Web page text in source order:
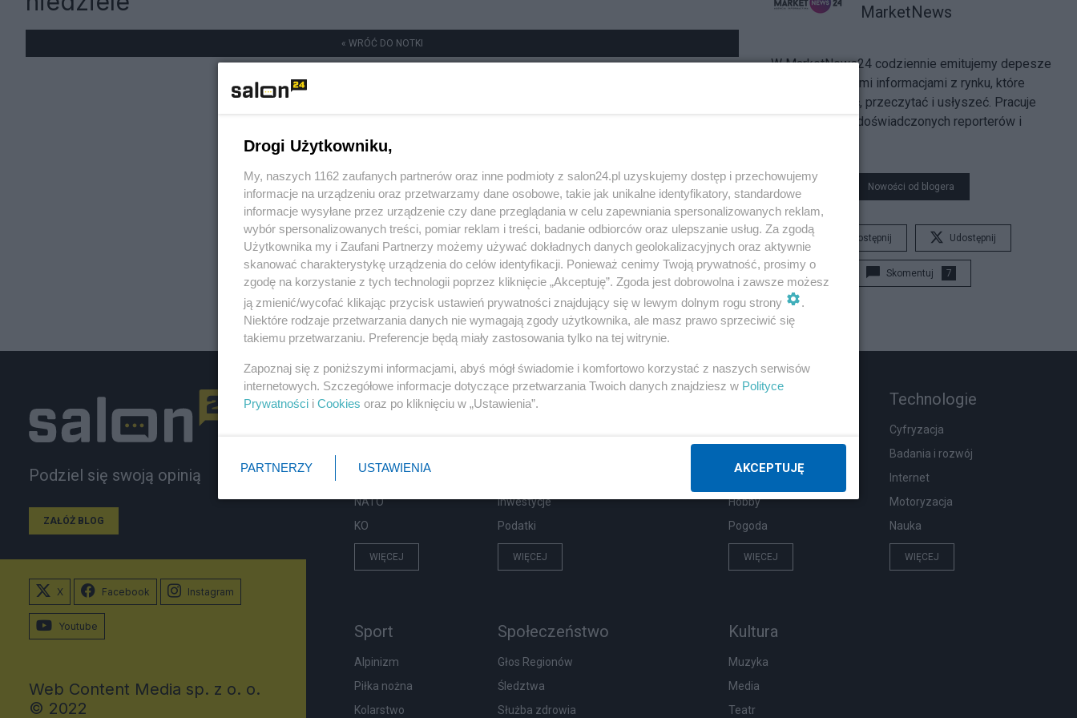
« WRÓĆ DO NOTKI
MarketNews
W MarketNews24 codziennie emitujemy depesze
z najważniejszymi informacjami z rynku, które
można obejrzeć, przeczytać i usłyszeć. Pracuje
dla nas zespół doświadczonych reporterów i
Nowości od blogera
Udostępnij Udostępnij
Skomentuj 7
Podziel się swoją opinią
ZAŁÓŻ BLOG
Polityka
NATO
KO
WIĘCEJ
Gospodarka
Inwestycje
Podatki
WIĘCEJ
Rozmaitości
Hobby
Pogoda
WIĘCEJ
Technologie
Cyfryzacja
Badania i rozwój
Internet
Motoryzacja
Nauka
WIĘCEJ
Sport
Alpinizm
Piłka nożna
Kolarstwo
Społeczeństwo
Głos Regionów
Śledztwa
Służba zdrowia
Kultura
Muzyka
Media
Teatr
X Facebook Instagram
Youtube
Web Content Media sp. z o. o.
© 2022
Drogi Użytkowniku,
My, naszych 1162 zaufanych partnerów oraz inne podmioty z salon24.pl uzyskujemy dostęp i przechowujemy
informacje na urządzeniu oraz przetwarzamy dane osobowe, takie jak unikalne identyfikatory, standardowe
informacje wysyłane przez urządzenie czy dane przeglądania w celu zapewniania spersonalizowanych reklam,
wybór spersonalizowanych treści, pomiar reklam i treści, badanie odbiorców oraz ulepszanie usług. Za zgodą
Użytkownika my i Zaufani Partnerzy możemy używać dokładnych danych geolokalizacyjnych oraz aktywnie
skanować charakterystykę urządzenia do celów identyfikacji. Ponieważ cenimy Twoją prywatność, prosimy o
zgodę na korzystanie z tych technologii poprzez kliknięcie „Akceptuję”. Zgoda jest dobrowolna i zawsze możesz
ją zmienić/wycofać klikając przycisk ustawień prywatności znajdujący się w lewym dolnym rogu strony
.
Niektóre rodzaje przetwarzania danych nie wymagają zgody użytkownika, ale masz prawo sprzeciwić się
takiemu przetwarzaniu. Preferencje będą miały zastosowania tylko na tej witrynie.
Zapoznaj się z poniższymi informacjami, abyś mógł świadomie i komfortowo korzystać z naszych serwisów
internetowych. Szczegółowe informacje dotyczące przetwarzania Twoich danych znajdziesz w Polityce
Prywatności i Cookies oraz po kliknięciu w „Ustawienia”.
PARTNERZY USTAWIENIA AKCEPTUJĘ